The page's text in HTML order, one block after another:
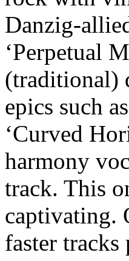
Danzig-
‘Perpetual
(traditional)
epics such
‘Curved
harmony
track. This
captivating.
faster tracks